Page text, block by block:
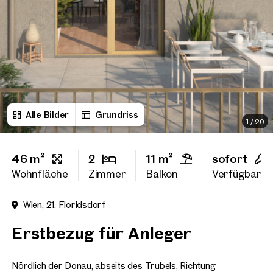
Alle Bilder Grundriss
1 /20
46 m²
Wohnfläche
2
Zimmer
11 m²
Balkon
sofort
Wien, 21. Floridsdorf
Erstbezug für Anleger
Nördlich der Donau, abseits des Trubels, Richtung
Titel (optional)
Vorname
Nachname
E-Mail Adresse
Rückruf-Service
Ich habe die AGB und